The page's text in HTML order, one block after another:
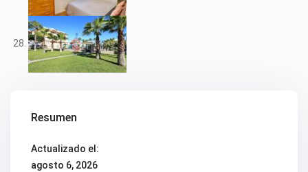
Resumen
Actualizado el:
agosto 6, 2026